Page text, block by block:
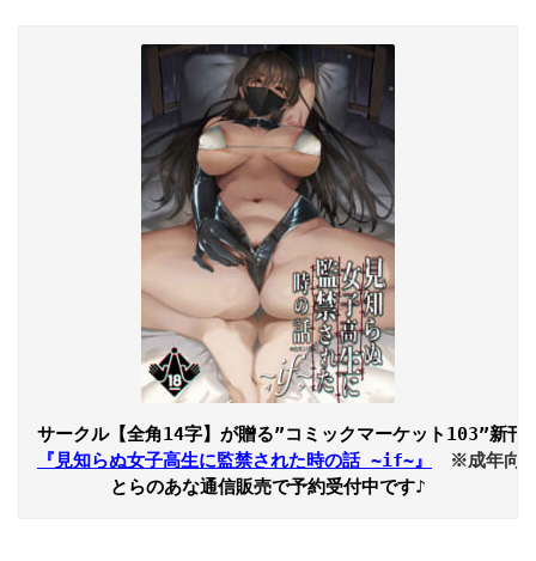
サークル【全角14字】が贈る”コミックマーケット103”新刊
『見知らぬ女子高生に監禁された時の話 ~if~』
※成年向